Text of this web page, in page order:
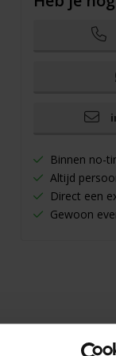
Binnen no-
Altijd
Direct een
Gewoon